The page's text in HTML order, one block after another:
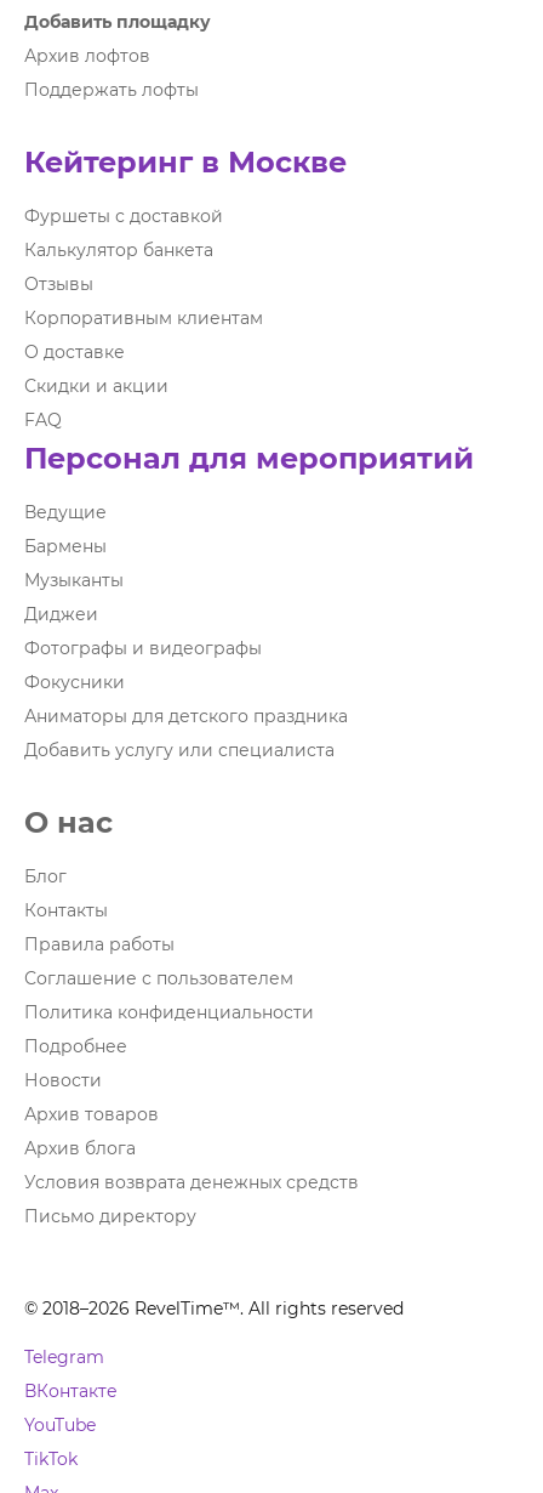
Добавить площадку
Архив лофтов
Поддержать лофты
Кейтеринг в Москве
Фуршеты с доставкой
Калькулятор банкета
Отзывы
Корпоративным клиентам
О доставке
Скидки и акции
FAQ
Персонал для мероприятий
Ведущие
Бармены
Музыканты
Диджеи
Фотографы и видеографы
Фокусники
Аниматоры для детского праздника
Добавить услугу или специалиста
О нас
Блог
Контакты
Правила работы
Соглашение с пользователем
Политика конфиденциальности
Подробнее
Новости
Архив товаров
Архив блога
Условия возврата денежных средств
Письмо директору
© 2018–2026 RevelTime™. All rights reserved
Telegram
ВКонтакте
YouTube
TikTok